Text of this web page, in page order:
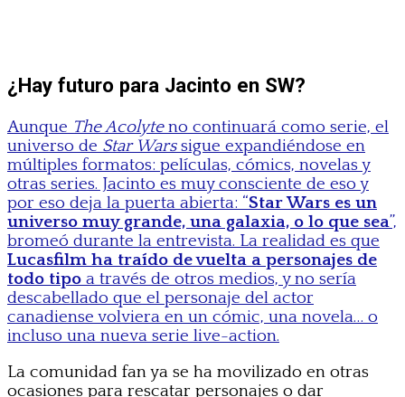
¿Hay futuro para Jacinto en SW?
Aunque The Acolyteno continuará como serie, el
universo de Star Warssigue expandiéndose en
múltiples formatos: películas, cómics, novelas y
otras series. Jacinto es muy consciente de eso y
por eso deja la puerta abierta: “Star Wars es un
universo muy grande, una galaxia, o lo que sea”,
bromeó durante la entrevista. La realidad es que
Lucasfilm ha traído de vuelta a personajes de
todo tipo a través de otros medios, y no sería
descabellado que el personaje del actor
canadiense volviera en un cómic, una novela… o
incluso una nueva serie live-action.
La comunidad fan ya se ha movilizado en otras
ocasiones para rescatar personajes o dar